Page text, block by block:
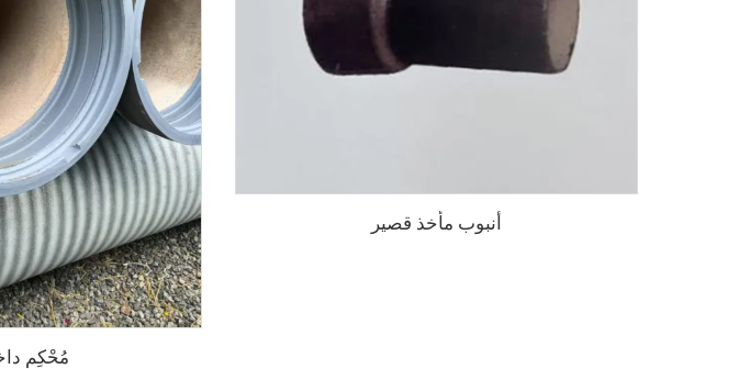
أنبوب مأخذ قصير
مُحْكِم